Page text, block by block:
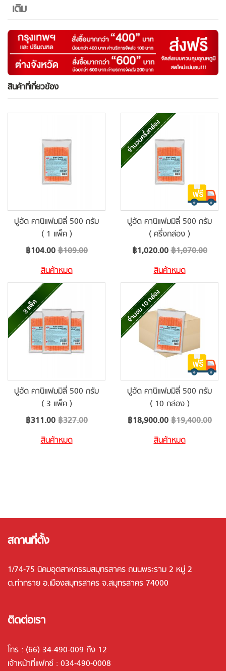
เติม
สินค้าที่เกี่ยวข้อง
ปูอัด คานิแฟมมิลี่ 500 กรัม
( 1 แพ็ค )
Special
Price
฿104.00฿109.00
สินค้าหมด
ปูอัด คานิแฟมมิลี่ 500 กรัม
( ครึ่งกล่อง )
Special
฿1,020.00฿1,070.00
สินค้าหมด
ปูอัด คานิแฟมมิลี่ 500 กรัม
( 3 แพ็ค )
Special
Price
฿311.00฿327.00
สินค้าหมด
ปูอัด คานิแฟมมิลี่ 500 กรัม
( 10 กล่อง )
Special
฿18,900.00฿19,400.00
สินค้าหมด
สถานที่ตั้ง
1/74-75 นิคมอุตสาหกรรมสมุทรสาคร ถนนพระราม 2 หมู่ 2
ต.ท่าทราย อ.เมืองสมุทรสาคร จ.สมุทรสาคร 74000
ติดต่อเรา
โทร : (66) 34-490-009 ถึง 12
เจ้าหน้าที่แฟกซ์ : 034-490-0008